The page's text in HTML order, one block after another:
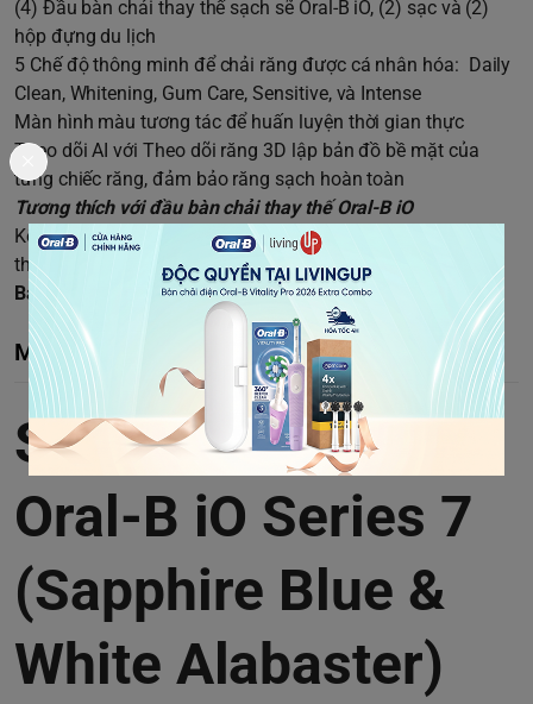
(4) Đầu bàn chải thay thế sạch sẽ Oral-B iO, (2) sạc và (2)
hộp đựng du lịch
5 Chế độ thông minh để chải răng được cá nhân hóa: Daily
Clean, Whitening, Gum Care, Sensitive, và Intense
Màn hình màu tương tác để huấn luyện thời gian thực
Theo dõi AI với Theo dõi răng 3D lập bản đồ bề mặt của
từng chiếc răng, đảm bảo răng sạch hoàn toàn
Tương thích với đầu bàn chải thay thế Oral-B iO
Kết nối với ứng dụng Oral-B bằng Bluetooth để giúp bạn
theo dõi thói quen đánh răng của mình
Bảo hành 12 tháng, 1 đổi 1 15 ngày
Mô tả chi tiết
Set 2 bàn chải
Oral-B iO Series 7
(Sapphire Blue &
White Alabaster)